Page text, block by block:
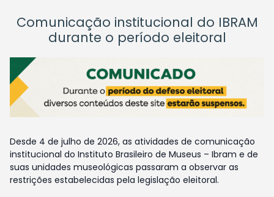
Comunicação institucional do IBRAM
durante o período eleitoral
Desde 4 de julho de 2026, as atividades de comunicação
institucional do Instituto Brasileiro de Museus – Ibram e de
suas unidades museológicas passaram a observar as
restrições estabelecidas pela legislação eleitoral.